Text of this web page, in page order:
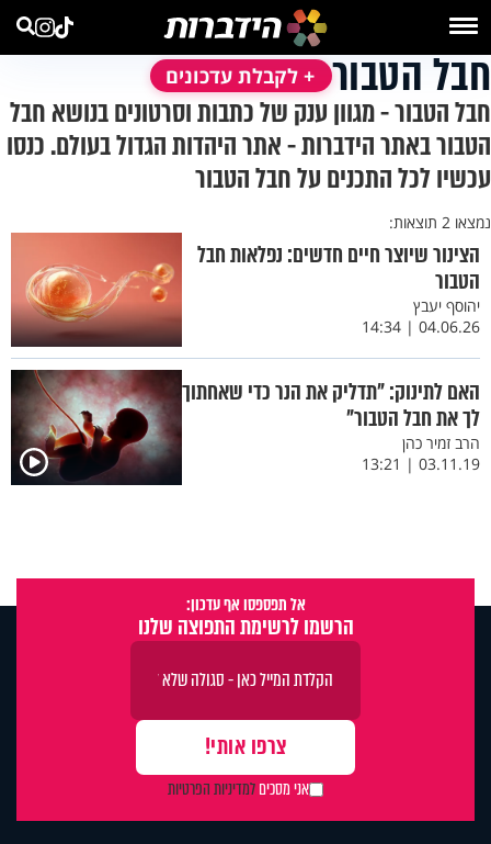
חבל הטבור + לקבלת עדכונים
חבל הטבור - מגוון ענק של כתבות וסרטונים בנושא חבל
הטבור באתר הידברות - אתר היהדות הגדול בעולם. כנסו
עכשיו לכל התכנים על חבל הטבור
נמצאו 2 תוצאות:
הצינור שיוצר חיים חדשים: נפלאות חבל
הטבור
יהוסף יעבץ
04.06.26 | 14:34
האם לתינוק: "תדליק את הנר כדי שאחתוך
לך את חבל הטבור"
הרב זמיר כהן
03.11.19 | 13:21
אל תפספסו אף עדכון:
הרשמו לרשימת התפוצה שלנו
אני מסכיםלמדיניות הפרטיות